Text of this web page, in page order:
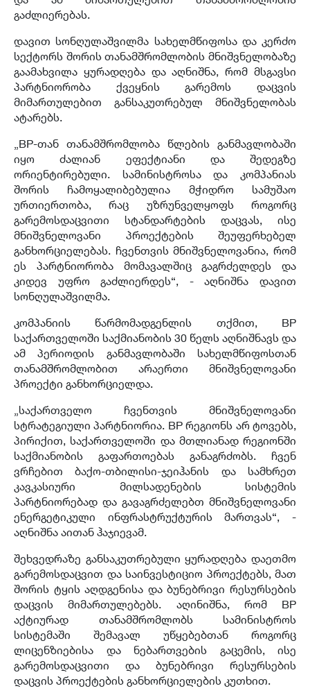
გაძლიერებას.
დავით სონღულაშვილმა სახელმწიფოსა და კერძო
სექტორს შორის თანამშრომლობის მნიშვნელობაზე
გაამახვილა ყურადღება და აღნიშნა, რომ მსგავსი
პარტნიორობა ქვეყნის გარემოს დაცვის
მიმართულებით განსაკუთრებულ მნიშვნელობას
ატარებს.
„BP-თან თანამშრომლობა წლების განმავლობაში
იყო ძალიან ეფექტიანი და შედეგზე
ორიენტირებული. სამინისტროსა და კომპანიას
შორის ჩამოყალიბებულია მჭიდრო სამუშაო
ურთიერთობა, რაც უზრუნველყოფს როგორც
გარემოსდაცვითი სტანდარტების დაცვას, ისე
მნიშვნელოვანი პროექტების შეუფერხებელ
განხორციელებას. ჩვენთვის მნიშვნელოვანია, რომ
ეს პარტნიორობა მომავალშიც გაგრძელდეს და
კიდევ უფრო გაძლიერდეს“, - აღნიშნა დავით
სონღულაშვილმა.
კომპანიის წარმომადგენლის თქმით, BP
საქართველოში საქმიანობის 30 წელს აღნიშნავს და
ამ პერიოდის განმავლობაში სახელმწიფოსთან
თანამშრომლობით არაერთი მნიშვნელოვანი
პროექტი განხორციელდა.
„საქართველო ჩვენთვის მნიშვნელოვანი
სტრატეგიული პარტნიორია. BP რეგიონს არ ტოვებს,
პირიქით, საქართველოში და მთლიანად რეგიონში
საქმიანობის გაფართოებას განაგრძობს. ჩვენ
ვრჩებით ბაქო-თბილისი-ჯეიჰანის და სამხრეთ
კავკასიური მილსადენების სისტემის
პარტნიორებად და გავაგრძელებთ მნიშვნელოვანი
ენერგეტიკული ინფრასტრუქტურის მართვას“, -
აღნიშნა აითან ჰაჯიევამ.
შეხვედრაზე განსაკუთრებული ყურადღება დაეთმო
გარემოსდაცვით და საინვესტიციო პროექტებს, მათ
შორის ტყის აღდგენისა და ბუნებრივი რესურსების
დაცვის მიმართულებებს. აღინიშნა, რომ BP
აქტიურად თანამშრომლობს სამინისტროს
სისტემაში შემავალ უწყებებთან როგორც
ლიცენზიებისა და ნებართვების გაცემის, ისე
გარემოსდაცვითი და ბუნებრივი რესურსების
დაცვის პროექტების განხორციელების კუთხით.